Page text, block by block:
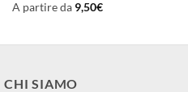
A partire da 9,50€
CHI SIAMO